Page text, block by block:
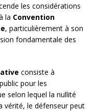
les considérations
la Convention
, particulièrement à son
fondamentale des
consiste à
pour les
selon lequel la nullité
vérité, le défenseur peut